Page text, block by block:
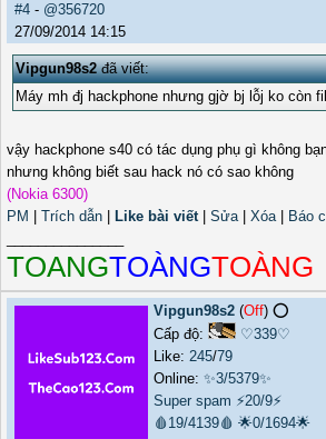
#4 - @356720
27/09/2014 14:15
Vipgun98s2đã viết:
Máy mh đj hackphone nhưng gjờ bj lỗj ko còn
vậy hackphone s40 có tác dụng phụ gì không
nhưng không biết sau hack nó có sao không
(Nokia 6300)
PM
Trích dẫn Like bài viết| Sửa| Xóa| Báo
TOANGTOÀNGTOÀNG
Vipgun98s2 (Off) ⭕️
Cấp độ:
♡339♡
Like: 245/79
Online: ✨3/5379✨
Super spam ⚡20/9⚡
🩸19/4139🩸 🌟0/1694🌟